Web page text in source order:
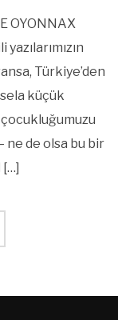
OYONNAX
Türkiye’den
küçük
ne de olsa bu bir
[…]